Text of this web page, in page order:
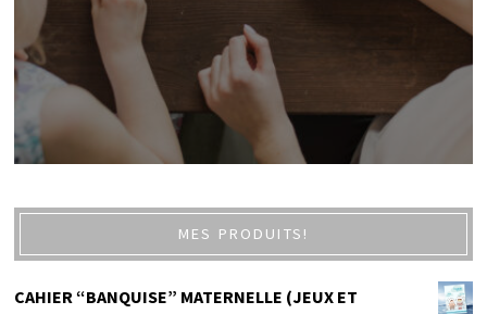
MES PRODUITS!
CAHIER “BANQUISE” MATERNELLE (JEUX ET